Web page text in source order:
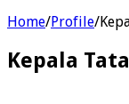
Home/Profile/
Kepala